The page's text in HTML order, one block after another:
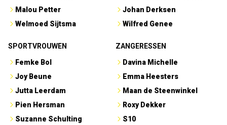
Malou Petter
Welmoed Sijtsma
Johan Derksen
Wilfred Genee
SPORTVROUWEN
Femke Bol
Joy Beune
Jutta Leerdam
Pien Hersman
Suzanne Schulting
ZANGERESSEN
Davina Michelle
Emma Heesters
Maan de Steenwinkel
Roxy Dekker
S10